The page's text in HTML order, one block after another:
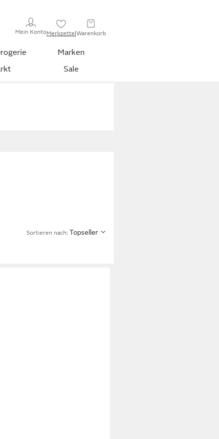
Mein KontoMerkzettelWarenkorb
Marken
Sale
Sortieren nach: Topseller